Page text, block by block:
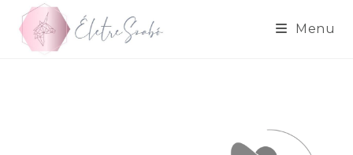
content
Menu